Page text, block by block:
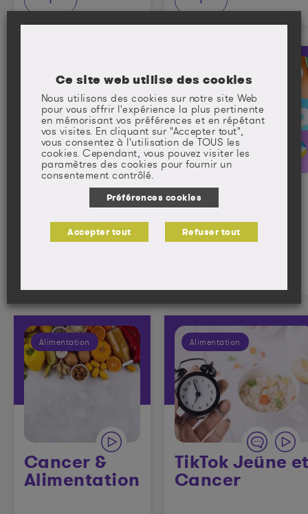
Alimentation
Après le cancer
Le Réseau
Alimentation
Quiz
Alimentation
Alimentation
Cancer &
Alimentation
Alimentation
TikTok Jeûne
Cancer
Ce site web utilise des cookies
Nous utilisons des cookies sur notre site Web
pour vous offrir l'expérience la plus pertinente
en mémorisant vos préférences et en répétant
vos visites. En cliquant sur "Accepter tout",
vous consentez à l'utilisation de TOUS les
cookies. Cependant, vous pouvez visiter les
paramètres des cookies pour fournir un
consentement contrôlé.
Préférences cookies
Accepter tout Refuser tout